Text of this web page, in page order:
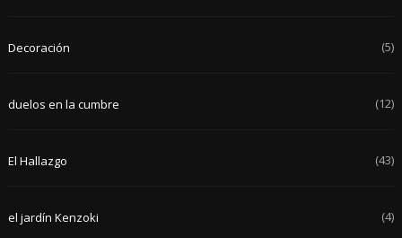
Decoración (5)
duelos en la cumbre (12)
El Hallazgo (43)
el jardín Kenzoki (4)